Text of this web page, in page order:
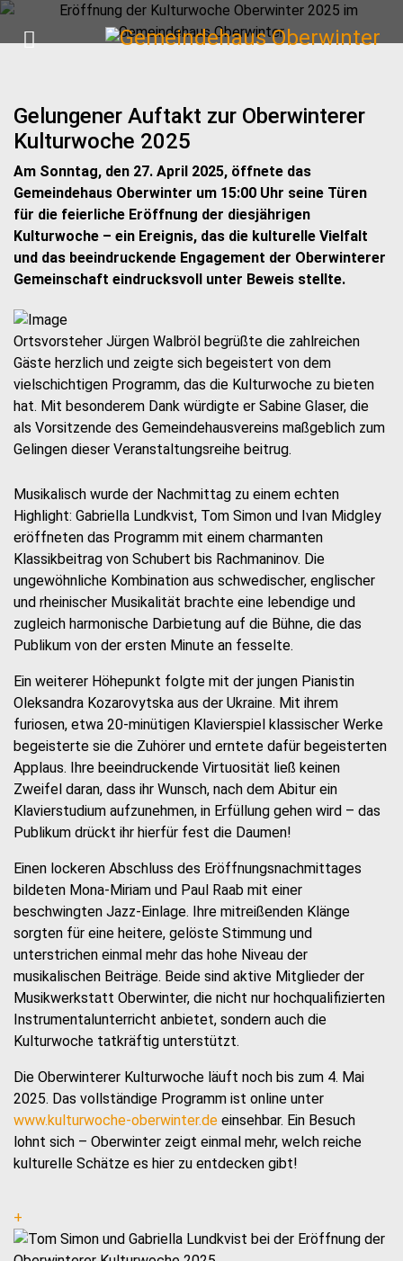
Gelungener Auftakt zur Oberwinterer
Kulturwoche 2025
Am Sonntag, den 27. April 2025, öffnete das
Gemeindehaus Oberwinter um 15:00 Uhr seine Türen
für die feierliche Eröffnung der diesjährigen
Kulturwoche – ein Ereignis, das die kulturelle Vielfalt
und das beeindruckende Engagement der Oberwinterer
Gemeinschaft eindrucksvoll unter Beweis stellte.
Ortsvorsteher Jürgen Walbröl begrüßte die zahlreichen
Gäste herzlich und zeigte sich begeistert von dem
vielschichtigen Programm, das die Kulturwoche zu bieten
hat. Mit besonderem Dank würdigte er Sabine Glaser, die
als Vorsitzende des Gemeindehausvereins maßgeblich zum
Gelingen dieser Veranstaltungsreihe beitrug.
Musikalisch wurde der Nachmittag zu einem echten
Highlight: Gabriella Lundkvist, Tom Simon und Ivan Midgley
eröffneten das Programm mit einem charmanten
Klassikbeitrag von Schubert bis Rachmaninov. Die
ungewöhnliche Kombination aus schwedischer, englischer
und rheinischer Musikalität brachte eine lebendige und
zugleich harmonische Darbietung auf die Bühne, die das
Publikum von der ersten Minute an fesselte.
Ein weiterer Höhepunkt folgte mit der jungen Pianistin
Oleksandra Kozarovytska aus der Ukraine. Mit ihrem
furiosen, etwa 20-minütigen Klavierspiel klassischer Werke
begeisterte sie die Zuhörer und erntete dafür begeisterten
Applaus. Ihre beeindruckende Virtuosität ließ keinen
Zweifel daran, dass ihr Wunsch, nach dem Abitur ein
Klavierstudium aufzunehmen, in Erfüllung gehen wird – das
Publikum drückt ihr hierfür fest die Daumen!
Einen lockeren Abschluss des Eröffnungsnachmittages
bildeten Mona-Miriam und Paul Raab mit einer
beschwingten Jazz-Einlage. Ihre mitreißenden Klänge
sorgten für eine heitere, gelöste Stimmung und
unterstrichen einmal mehr das hohe Niveau der
musikalischen Beiträge. Beide sind aktive Mitglieder der
Musikwerkstatt Oberwinter, die nicht nur hochqualifizierten
Instrumentalunterricht anbietet, sondern auch die
Kulturwoche tatkräftig unterstützt.
Die Oberwinterer Kulturwoche läuft noch bis zum 4. Mai
2025. Das vollständige Programm ist online unter
www.kulturwoche-oberwinter.de einsehbar. Ein Besuch
lohnt sich – Oberwinter zeigt einmal mehr, welch reiche
kulturelle Schätze es hier zu entdecken gibt!
+